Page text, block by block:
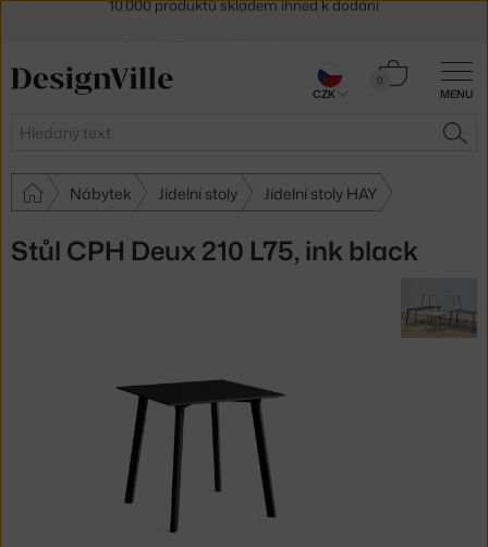
MENU
Hledat
0
Košík
Nábytek Jídelní stoly Jídelní stoly HAY
Stůl CPH Deux 210 L75, ink black
30 dní na vrácení zboží
CZK